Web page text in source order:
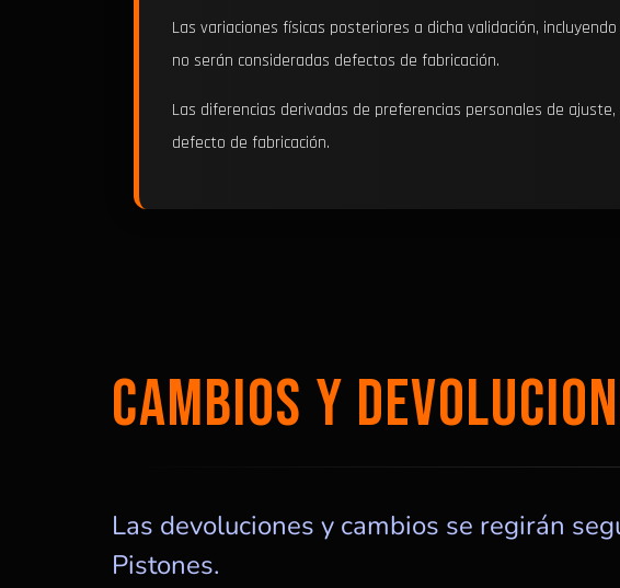
Las variaciones físicas posteriores a dicha validación,
no serán consideradas defectos de fabricación.
Las diferencias derivadas de preferencias personales de
defecto de fabricación.
CAMBIOS Y
Las devoluciones y cambios se regirán
Pistones.